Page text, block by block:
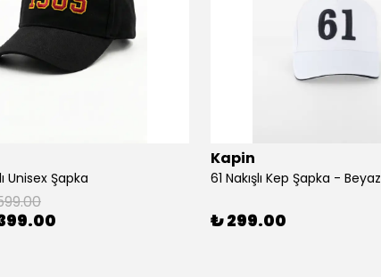
Unisex Şapka
Kapin
61 Nakışlı Kep Şapka - Beyaz
₺ 299.00